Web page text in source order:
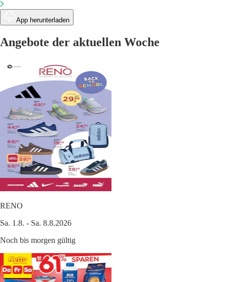
App herunterladen
Angebote der aktuellen Woche
RENO
Sa. 1.8. - Sa. 8.8.2026
Noch bis morgen gültig